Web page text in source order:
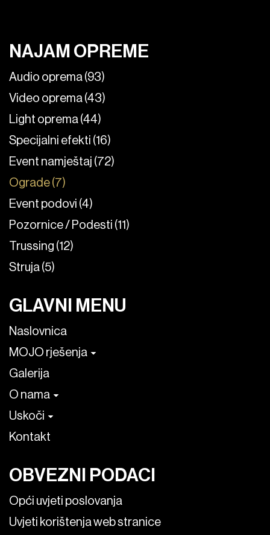
NAJAM OPREME
Audio oprema (93)
Video oprema (43)
Light oprema (44)
Specijalni efekti (16)
Event namještaj (72)
Ograde (7)
Event podovi (4)
Pozornice / Podesti (11)
Trussing (12)
Struja (5)
GLAVNI MENU
Naslovnica
MOJO rješenja
Galerija
O nama
Uskoči
Kontakt
OBVEZNI PODACI
Opći uvjeti poslovanja
Uvjeti korištenja web stranice